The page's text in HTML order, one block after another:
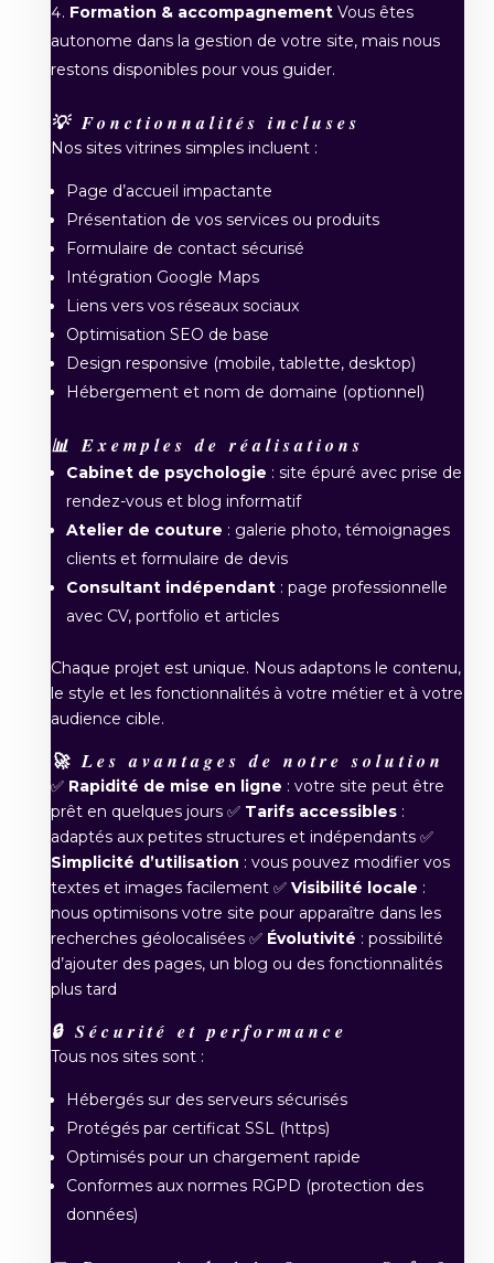
Formation & accompagnement Vous êtes
autonome dans la gestion de votre site, mais nous
restons disponibles pour vous guider.
💡 Fonctionnalités incluses
Nos sites vitrines simples incluent :
Page d’accueil impactante
Présentation de vos services ou produits
Formulaire de contact sécurisé
Intégration Google Maps
Liens vers vos réseaux sociaux
Optimisation SEO de base
Design responsive (mobile, tablette, desktop)
Hébergement et nom de domaine (optionnel)
📊 Exemples de réalisations
Cabinet de psychologie : site épuré avec prise de
rendez-vous et blog informatif
Atelier de couture : galerie photo, témoignages
clients et formulaire de devis
Consultant indépendant : page professionnelle
avec CV, portfolio et articles
Chaque projet est unique. Nous adaptons le contenu,
le style et les fonctionnalités à votre métier et à votre
audience cible.
🚀 Les avantages de notre solution
✅ Rapidité de mise en ligne : votre site peut être
prêt en quelques jours ✅ Tarifs accessibles :
adaptés aux petites structures et indépendants ✅
Simplicité d’utilisation : vous pouvez modifier vos
textes et images facilement ✅Visibilité locale :
nous optimisons votre site pour apparaître dans les
recherches géolocalisées ✅ Évolutivité : possibilité
d’ajouter des pages, un blog ou des fonctionnalités
plus tard
🔒 Sécurité et performance
Tous nos sites sont :
Hébergés sur des serveurs sécurisés
Protégés par certificat SSL (https)
Optimisés pour un chargement rapide
Conformes aux normes RGPD (protection des
données)